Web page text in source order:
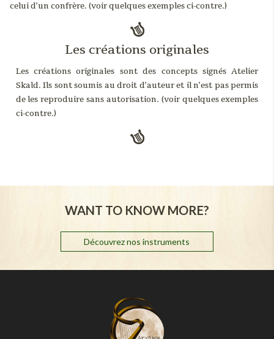
celui d’un confrère. (voir quelques exemples ci-contre.)
Les créations originales
Les créations originales sont des concepts signés Atelier
Skald. Ils sont soumis au droit d’auteur et il n’est pas permis
de les reproduire sans autorisation. (voir quelques exemples
ci-contre.)
WANT TO KNOW MORE?
Découvrez nos instruments